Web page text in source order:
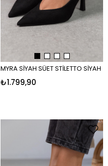
MYRA SİYAH SÜET STİLETTO SİYAH
₺1.799,90